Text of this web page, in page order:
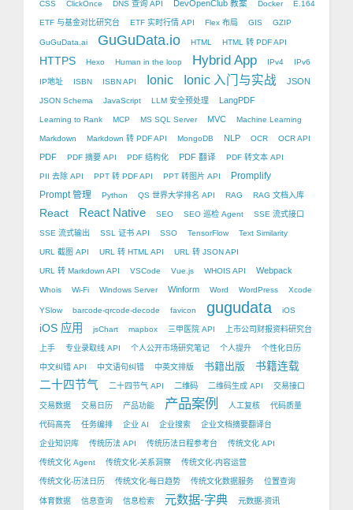
CSS ClickOnce DNS 查询 API DevOpenClub 教案 Docker E.164
ETF 与基金对比研究台 ETF 实时行情 API Flex 布局 GIS GZIP
GuGuData.ai GuGuData.io HTML HTML 转 PDF API
HTTPS Hexo Human in the loop Hybrid App IPv4 IPv6
IP地址 ISBN ISBN API Ionic Ionic 入门与实战 JSON
JSON Schema JavaScript LLM 安全预处理 LangPDF
Learning to Rank MCP MS SQL Server MVC Machine Learning
Markdown Markdown 转 PDF API MongoDB NLP OCR OCR API
PDF PDF 摘要 API PDF 结构化 PDF 翻译 PDF 转文本 API
PII 去除 API PPT 转 PDF API PPT 转图片 API
Promplify
Prompt 管理
Python QS 世界大学排名 API RAG RAG 文档入库
React React Native SEO SEO 巡检 Agent SSE 流式接口
SSE 流式输出 SSL 证书 API SSO TensorFlow Text Similarity
URL 截图 API URL 转 HTML API URL 转 JSON API
URL 转 Markdown API VSCode Vue.js WHOIS API Webpack
Whois Wi-Fi Windows Server Winform Word WordPress Xcode
YSlow barcode-qrcode-decode favicon gugudata iOS
iOS 应用 jsChart mapbox 三甲医院 API 上市公司财报资料研究台
上手 专业录取线 API 个人公开市场研究笔记 个人提升 个性化日历
中文纠错 API 中文语句纠错 中英文排版 书籍出版 书籍连载
二十四节气 二十四节气 API 二维码 二维码生成 API 交易接口
交易数据 交易日历 产品功能 产品案例 人工复核 代码质量
代码高亮 任务编排 企业 AI 企业搜索 企业文档摘要翻译台
企业知识库 传统历法 API 传统历法日程参考台 传统文化 API
传统文化 Agent 传统文化-关系洞察 传统文化-内容运营
传统文化-历法日历 传统文化-每日趋势 传统文化数据服务 位置查询
体育数据 信息查询 信息检索 元数据-字典 元数据-资讯